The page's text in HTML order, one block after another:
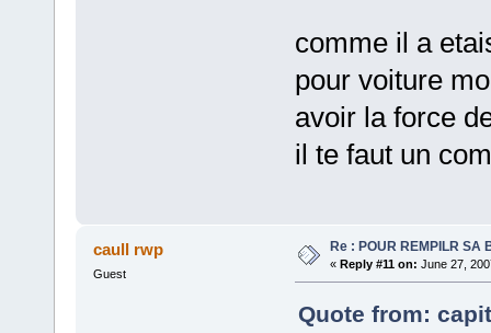
comme il a
pour voiture
avoir la force
il te faut un
caull rwp
Guest
Re : POUR REMPILR SA
« Reply #11 on: June 27,
Quote from: